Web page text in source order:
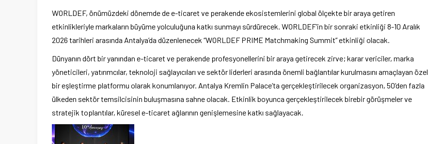
WORLDEF, önümüzdeki dönemde de e-ticaret ve perakende ekosistemlerini global ölçekte bir araya getiren
etkinlikleriyle markaların büyüme yolculuğuna katkı sunmayı sürdürecek. WORLDEF’in bir sonraki etkinliği 8-10 Aralık
2026 tarihleri arasında Antalya’da düzenlenecek “WORLDEF PRIME Matchmaking Summit” etkinliği olacak.
Dünyanın dört bir yanından e-ticaret ve perakende profesyonellerini bir araya getirecek zirve; karar vericiler, marka
yöneticileri, yatırımcılar, teknoloji sağlayıcıları ve sektör liderleri arasında önemli bağlantılar kurulmasını amaçlayan özel
bir eşleştirme platformu olarak konumlanıyor. Antalya Kremlin Palace’ta gerçekleştirilecek organizasyon, 50’den fazla
ülkeden sektör temsilcisinin buluşmasına sahne olacak. Etkinlik boyunca gerçekleştirilecek birebir görüşmeler ve
stratejik toplantılar, küresel e-ticaret ağlarının genişlemesine katkı sağlayacak.